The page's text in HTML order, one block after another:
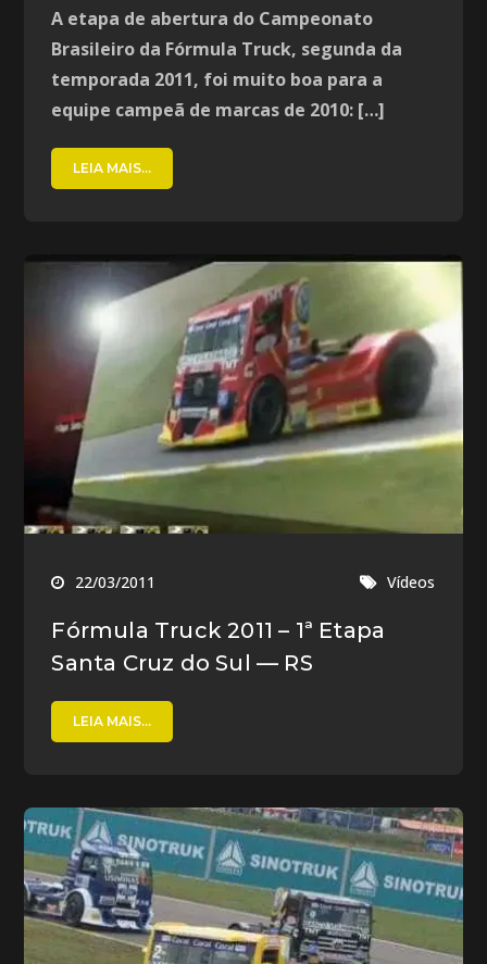
A etapa de abertura do Campeonato
Brasileiro da Fórmula Truck, segunda da
temporada 2011, foi muito boa para a
equipe campeã de marcas de 2010: […]
LEIA MAIS...
22/03/2011 Vídeos
Fórmula Truck 2011 – 1ª Etapa
Santa Cruz do Sul — RS
LEIA MAIS...